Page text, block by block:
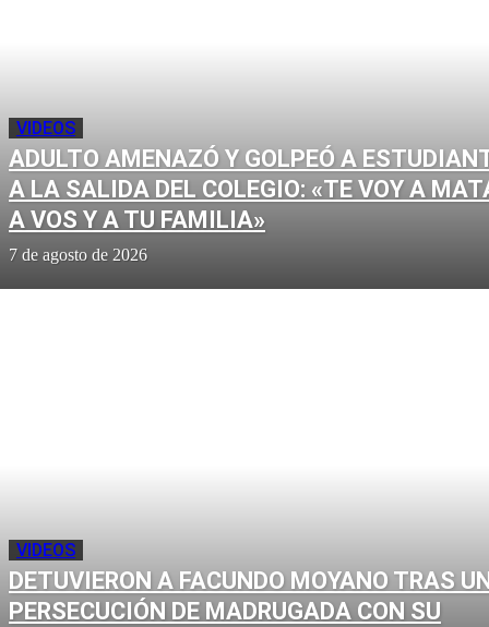
VIDEOS
ADULTO AMENAZÓ Y GOLPEÓ A
A LA SALIDA DEL COLEGIO: «TE VOY A
A VOS Y A TU FAMILIA»
7 de agosto de 2026
VIDEOS
DETUVIERON A FACUNDO MOYANO TRAS
PERSECUCIÓN DE MADRUGADA CON SU